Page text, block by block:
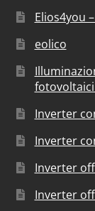
Elios4you
eolico
Inverter
Inverter
Inverter
Inverter